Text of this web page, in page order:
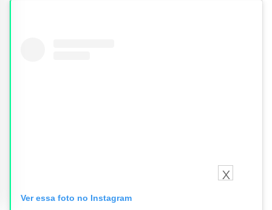
Ver essa foto no Instagram
X